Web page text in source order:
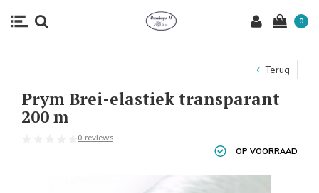
0
Terug
Prym Brei-elastiek transparant
200 m
0 reviews
OP VOORRAAD